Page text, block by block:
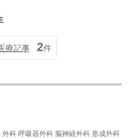
療記事 2件
科 呼吸器外科 脳神経外科 形成外科